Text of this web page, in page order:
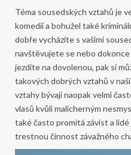
Téma sousedských vztahů je
komedií a bohužel také
dobře vycházíte s vašimi
navštěvujete se nebo
jezdíte na dovolenou, pak si
takových dobrých vztahů v
vztahy bývají naopak velmi
vlasů kvůli malicherným
také často promítá závist a
trestnou činnost závažného